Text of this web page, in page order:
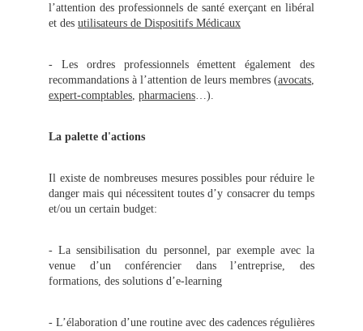
l’attention des professionnels de santé exerçant en libéral
et des utilisateurs de Dispositifs Médicaux
- Les ordres professionnels émettent également des
recommandations à l’attention de leurs membres (avocats,
expert-comptables, pharmaciens…).
La palette d'actions
Il existe de nombreuses mesures possibles pour réduire le
danger mais qui nécessitent toutes d’y consacrer du temps
et/ou un certain budget:
- La sensibilisation du personnel, par exemple avec la
venue d’un conférencier dans l’entreprise, des
formations, des solutions d’e-learning
- L’élaboration d’une routine avec des cadences régulières